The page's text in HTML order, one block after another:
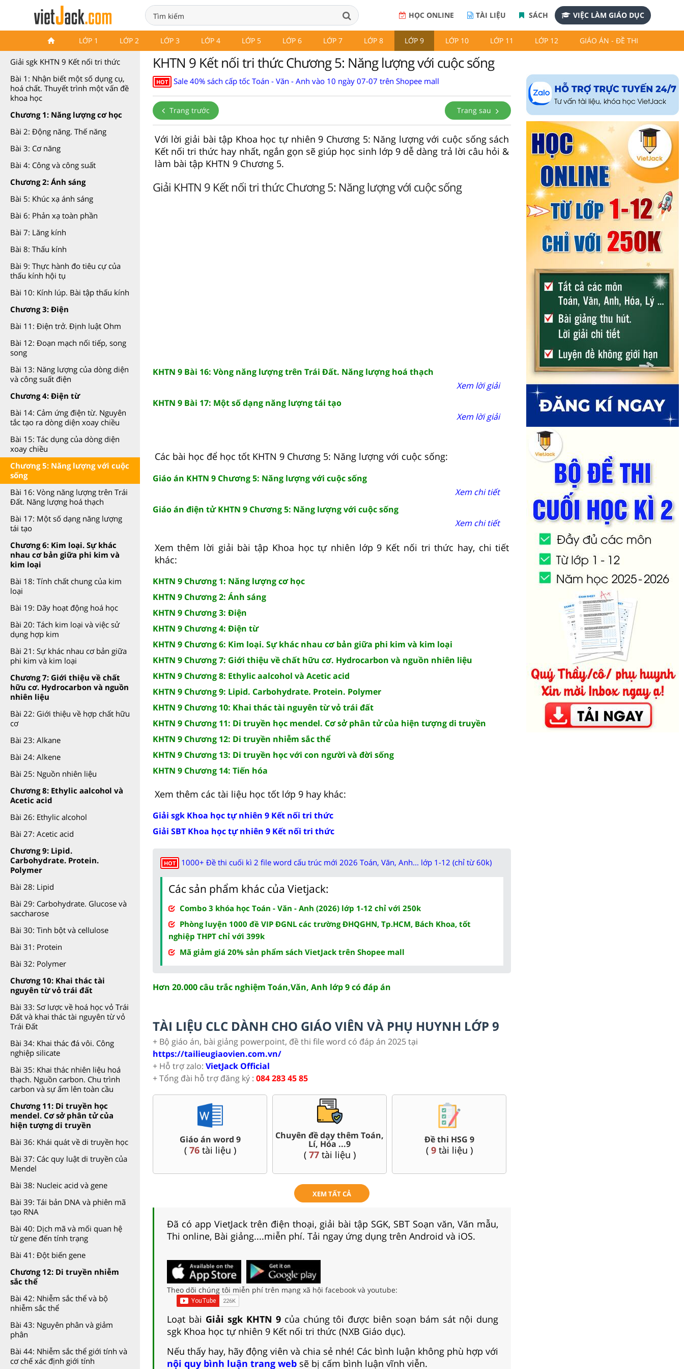
HỌC ONLINE TÀI LIỆU SÁCH VIỆC LÀM GIÁO DỤC
LỚP 1 LỚP 2 LỚP 3 LỚP 4 LỚP 5 LỚP 6 LỚP 7 LỚP 8 LỚP 9 LỚP 10 LỚP 11 LỚP 12 GIÁO ÁN - ĐỀ THI
Khoa học tự nhiên 9 Kết nối tri
Giải sgk KHTN 9 Kết nối tri thức
Bài 1: Nhận biết một số dụng cụ,
hoá chất. Thuyết trình một vấn đề
khoa học
Chương 1: Năng lượng cơ học
Bài 2: Động năng. Thế năng
Bài 3: Cơ năng
Bài 4: Công và công suất
Chương 2: Ánh sáng
Bài 5: Khúc xạ ánh sáng
Bài 6: Phản xạ toàn phần
Bài 7: Lăng kính
Bài 8: Thấu kính
Bài 9: Thực hành đo tiêu cự của
thấu kính hội tụ
Bài 10: Kính lúp. Bài tập thấu kính
Chương 3: Điện
Bài 11: Điện trở. Định luật Ohm
Bài 12: Đoạn mạch nối tiếp, song
song
Bài 13: Năng lượng của dòng diện
và công suất điện
Chương 4: Điện từ
Bài 14: Cảm ứng điện từ. Nguyên
tắc tạo ra dòng diện xoay chiều
Bài 15: Tác dụng của dòng diện
xoay chiều
Chương 5: Năng lượng với cuộc
sống
Bài 16: Vòng năng lượng trên Trái
Đất. Năng lượng hoá thạch
Bài 17: Một số dạng năng lượng
tái tạo
Chương 6: Kim loại. Sự khác
nhau cơ bản giữa phi kim và
kim loại
Bài 18: Tính chất chung của kim
loại
Bài 19: Dãy hoạt động hoá học
Bài 20: Tách kim loại và việc sử
dụng hợp kim
Bài 21: Sự khác nhau cơ bản giữa
phi kim và kim loại
Chương 7: Giới thiệu về chất
hữu cơ. Hydrocarbon và nguồn
nhiên liệu
Bài 22: Giới thiệu về hợp chất hữu
cơ
Bài 23: Alkane
Bài 24: Alkene
Bài 25: Nguồn nhiên liệu
Chương 8: Ethylic aalcohol và
Acetic acid
Bài 26: Ethylic alcohol
Bài 27: Acetic acid
Chương 9: Lipid.
Carbohydrate. Protein.
Polymer
Bài 28: Lipid
Bài 29: Carbohydrate. Glucose và
saccharose
Bài 30: Tinh bột và cellulose
Bài 31: Protein
Bài 32: Polymer
Chương 10: Khai thác tài
nguyên từ vỏ trái đất
Bài 33: Sơ lược về hoá học vỏ Trái
Đất và khai thác tài nguyên từ vỏ
Trái Đất
Bài 34: Khai thác đá vôi. Công
nghiệp silicate
Bài 35: Khai thác nhiên liệu hoá
thạch. Nguồn carbon. Chu trình
carbon và sự ấm lên toàn cầu
Chương 11: Di truyền học
mendel. Cơ sở phân tử của
hiện tượng di truyền
Bài 36: Khái quát về di truyền học
Bài 37: Các quy luật di truyền của
Mendel
Bài 38: Nucleic acid và gene
Bài 39: Tái bản DNA và phiên mã
tạo RNA
Bài 40: Dịch mã và mối quan hệ
từ gene đến tính trạng
Bài 41: Đột biến gene
Chương 12: Di truyền nhiễm
sắc thể
Bài 42: Nhiễm sắc thể và bộ
nhiễm sắc thể
Bài 43: Nguyên phân và giảm
phân
Bài 44: Nhiễm sắc thể giới tính và
cơ chế xác định giới tính
KHTN 9 Kết nối tri thức Chương 5: Năng lượng với cuộc sống
HOT Sale 40% sách cấp tốc Toán - Văn - Anh vào 10 ngày 07-07 trên Shopee mall
Trang trước Trang sau
Với lời giải bài tập Khoa học tự nhiên 9 Chương 5: Năng lượng với cuộc sống sách
Kết nối tri thức hay nhất, ngắn gọn sẽ giúp học sinh lớp 9 dễ dàng trả lời câu hỏi &
làm bài tập KHTN 9 Chương 5.
Giải KHTN 9 Kết nối tri thức Chương 5: Năng lượng với cuộc sống
KHTN 9 Bài 16: Vòng năng lượng trên Trái Đất. Năng lượng hoá thạch
Xem lời giải
KHTN 9 Bài 17: Một số dạng năng lượng tái tạo
Xem lời giải
Các bài học để học tốt KHTN 9 Chương 5: Năng lượng với cuộc sống:
Giáo án KHTN 9 Chương 5: Năng lượng với cuộc sống
Xem chi tiết
Giáo án điện tử KHTN 9 Chương 5: Năng lượng với cuộc sống
Xem chi tiết
Xem thêm lời giải bài tập Khoa học tự nhiên lớp 9 Kết nối tri thức hay, chi tiết
khác:
KHTN 9 Chương 1: Năng lượng cơ học
KHTN 9 Chương 2: Ánh sáng
KHTN 9 Chương 3: Điện
KHTN 9 Chương 4: Điện từ
KHTN 9 Chương 6: Kim loại. Sự khác nhau cơ bản giữa phi kim và kim loại
KHTN 9 Chương 7: Giới thiệu về chất hữu cơ. Hydrocarbon và nguồn nhiên liệu
KHTN 9 Chương 8: Ethylic aalcohol và Acetic acid
KHTN 9 Chương 9: Lipid. Carbohydrate. Protein. Polymer
KHTN 9 Chương 10: Khai thác tài nguyên từ vỏ trái đất
KHTN 9 Chương 11: Di truyền học mendel. Cơ sở phân tử của hiện tượng di truyền
KHTN 9 Chương 12: Di truyền nhiễm sắc thể
KHTN 9 Chương 13: Di truyền học với con người và đời sống
KHTN 9 Chương 14: Tiến hóa
Xem thêm các tài liệu học tốt lớp 9 hay khác:
Giải sgk Khoa học tự nhiên 9 Kết nối tri thức
Giải SBT Khoa học tự nhiên 9 Kết nối tri thức
HOT 1000+ Đề thi cuối kì 2 file word cấu trúc mới 2026 Toán, Văn, Anh... lớp 1-12 (chỉ từ 60k)
Các sản phẩm khác của Vietjack:
Combo 3 khóa học Toán - Văn - Anh (2026) lớp 1-12 chỉ với 250k
Phòng luyện 1000 đề VIP ĐGNL các trường ĐHQGHN, Tp.HCM, Bách Khoa, tốt
nghiệp THPT chỉ với 399k
Mã giảm giá 20% sản phẩm sách VietJack trên Shopee mall
Hơn 20.000 câu trắc nghiệm Toán,Văn, Anh lớp 9 có đáp án
TÀI LIỆU CLC DÀNH CHO GIÁO VIÊN VÀ PHỤ HUYNH LỚP 9
+ Bộ giáo án, bài giảng powerpoint, đề thi file word có đáp án 2025 tại
https://tailieugiaovien.com.vn/
+ Hỗ trợ zalo: VietJack Official
+ Tổng đài hỗ trợ đăng ký : 084 283 45 85
Sử, Địa 9....
(36tài liệu )
Giáo án word 9 Chuyên đề dạy thêm Toán,
Lí, Hóa ...9 Đề thi HSG 9 Đề thi vào 10 các sở Hà
Nội, Tp. Hồ Chí Minh..
XEM TẤT CẢ
Đã có app VietJack trên điện thoại, giải bài tập SGK, SBT Soạn văn, Văn mẫu,
Thi online, Bài giảng....miễn phí. Tải ngay ứng dụng trên Android và iOS.
Theo dõi chúng tôi miễn phí trên mạng xã hội facebook và youtube:
Loạt bài Giải sgk KHTN 9của chúng tôi được biên soạn bám sát nội dung
sgk Khoa học tự nhiên 9 Kết nối tri thức (NXB Giáo dục).
Nếu thấy hay, hãy động viên và chia sẻ nhé! Các bình luận không phù hợp với
nội quy bình luận trang web sẽ bị cấm bình luận vĩnh viễn.